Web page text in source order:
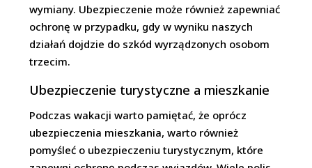
wymiany. Ubezpieczenie może również zapewniać
ochronę w przypadku, gdy w wyniku naszych
działań dojdzie do szkód wyrządzonych osobom
trzecim.
Ubezpieczenie turystyczne a mieszkanie
Podczas wakacji warto pamiętać, że oprócz
ubezpieczenia mieszkania, warto również
pomyśleć o ubezpieczeniu turystycznym, które